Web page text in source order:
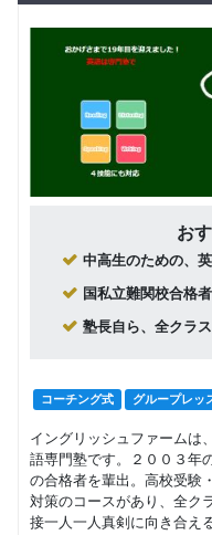
25,000
円
回数：4 / 1セ
高1・2
グループレッス
20,000
回数：4 / 1セ
中３
グループレッ
16,000
回数：4 / 1セ
回数：4 / 1セ
小6
グループレッ
10,000円(
回数：4 / 1セ
お
中高生のための、
国私立難関校合格
塾長自ら、全クラ
コーチング式 グループレッ
イングリッシュファームは
語専門塾です。２００３年
の合格者を輩出。高校受験
対策のコースがあり、全ク
接一人一人真剣に向き合え